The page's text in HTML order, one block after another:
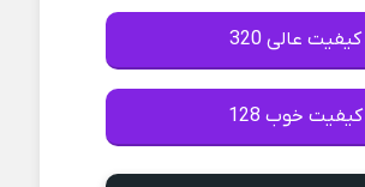
عالی 320
خوب 128